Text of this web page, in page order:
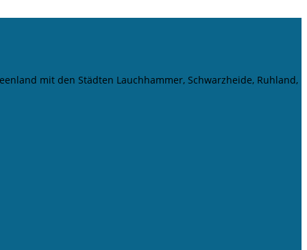
mit den Städten Lauchhammer, Schwarzheide, Ruhland,